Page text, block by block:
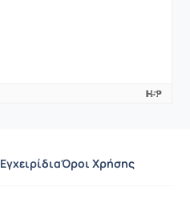
ΕγχειρίδιαΌροι Χρήσης